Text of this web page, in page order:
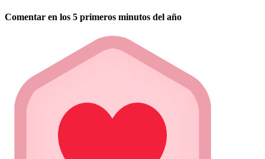
Comentar en los 5 primeros minutos del año